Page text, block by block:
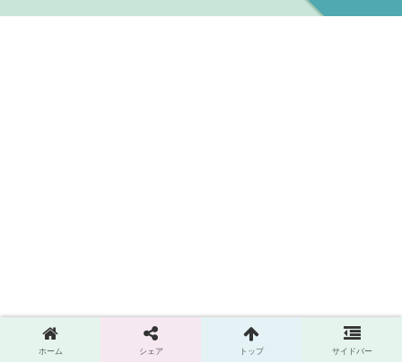
ホーム シェア トップ サイドバー